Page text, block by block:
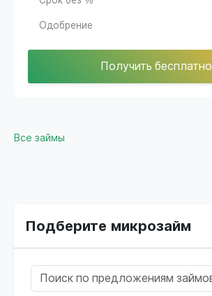
Одобрение
Получить бесплатно
Все займы
Подберите микрозайм